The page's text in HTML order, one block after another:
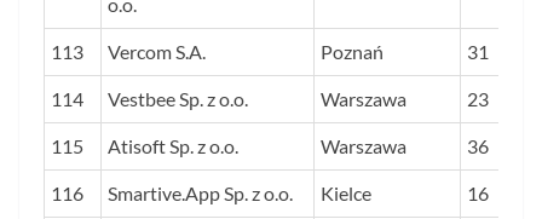
113 Vercom S.A. Poznań 31
114 Vestbee Sp. z o.o. Warszawa 23
115 Atisoft Sp. z o.o. Warszawa 36
116 Smartive.App Sp. z o.o. Kielce 16